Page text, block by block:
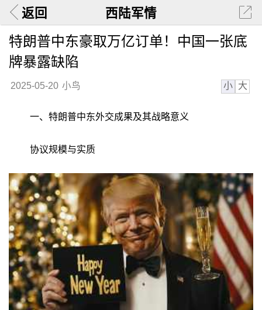
返回 西陆军情
特朗普中东豪取万亿订单！中国一张底
牌暴露缺陷
2025-05-20 小鸟 小 大
一、特朗普中东外交成果及其战略意义
协议规模与实质